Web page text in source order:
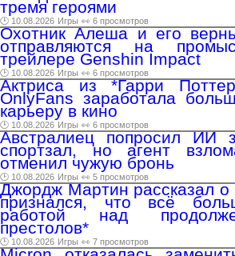
тремя героями
🕑 10.08.2026 Игры 👀 6 просмотров
Охотник Алеша и его
отправляются на
трейлере Genshin Impact
🕑 10.08.2026 Игры 👀 6 просмотров
Актриса из *Гарри
OnlyFans заработала
карьеру в кино
🕑 10.08.2026 Игры 👀 6 просмотров
Австралиец попросил ИИ
спортзал, но агент
отменил чужую бронь
🕑 10.08.2026 Игры 👀 5 просмотров
Джордж Мартин рассказал о
признался, что всё
работой над
престолов*
🕑 10.08.2026 Игры 👀 7 просмотров